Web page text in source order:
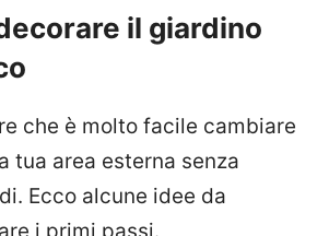
il giardino
che è molto facile cambiare
tua area esterna senza
Ecco alcune idee da